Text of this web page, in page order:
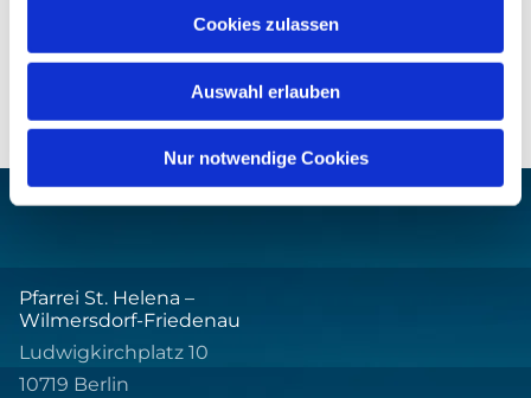
Cookies zulassen
Auswahl erlauben
Nur notwendige Cookies
Pfarrei St. Helena –
Wilmersdorf-Friedenau
Ludwigkirchplatz 10
10719 Berlin